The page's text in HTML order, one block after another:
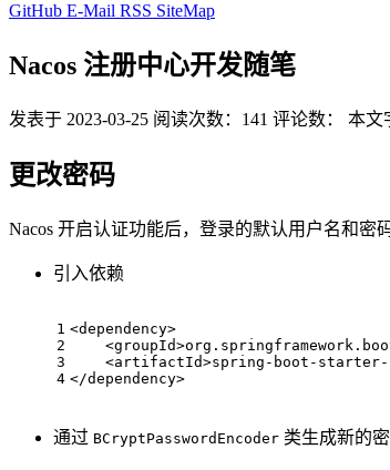
GitHub E-Mail RSS SiteMap
Nacos 注册中心开发随笔
发表于 2023-03-25 阅读次数： 141 评论数： 本文
更改密码
Nacos 开启认证功能后，登录的默认用户名和密
引入依赖
1
2
3
4
<dependency>
<groupId>
<artifactId>spring-boot-
</dependency>
通过 BCryptPasswordEncoder 类生成新的